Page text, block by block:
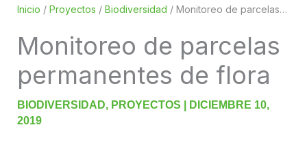
Inicio /Proyectos /Biodiversidad /Monitoreo de parcelas permanentes de flora
Monitoreo de parcelas
permanentes de flora
BIODIVERSIDAD, PROYECTOS
DICIEMBRE 10,
2019